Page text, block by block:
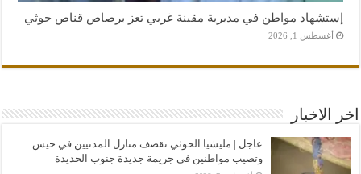
إستشهاد مواطن في مديرية مقبنة غربي تعز برصاص قناص حوثي
أغسطس 1, 2026
اخر الاخبار
عاجل | مليشيا الحوثي تقصف منازل المدنيين في حيس
وتصيب مواطنين في جريمة جديدة جنوب الحديدة